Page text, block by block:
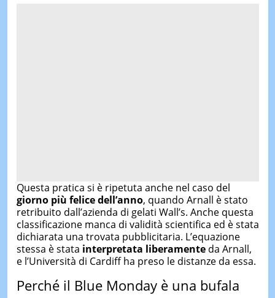
Questa pratica si è ripetuta anche nel caso del
giorno più felice dell’anno, quando Arnall è stato
retribuito dall’azienda di gelati Wall’s. Anche questa
classificazione manca di validità scientifica ed è stata
dichiarata una trovata pubblicitaria. L’equazione
stessa è stata interpretata liberamenteda Arnall,
e l’Università di Cardiff ha preso le distanze da essa.
Perché il Blue Monday è una bufala